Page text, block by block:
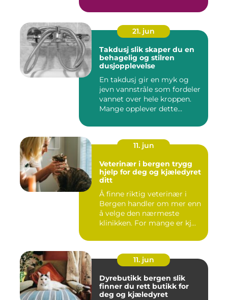
21. jun
Takdusj slik skaper du en
behagelig og stilren
dusjopplevelse
En takdusj gir en myk og
jevn vannstråle som fordeler
vannet over hele kroppen.
Mange opplever dette...
11. jun
Veterinær i bergen trygg
hjelp for deg og kjæledyret
ditt
Å finne riktig veterinær i
Bergen handler om mer enn
å velge den nærmeste
klinikken. For mange er kj...
11. jun
Dyrebutikk bergen slik
finner du rett butikk for
deg og kjæledyret